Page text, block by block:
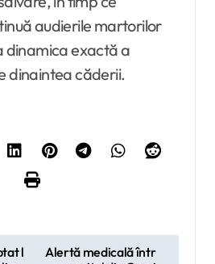
audierile martorilor
dinamica exactă a
dinaintea căderii.
l
Alertă medicală într